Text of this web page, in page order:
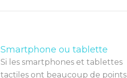
Smartphone ou tablette
Si les smartphones et tablettes
tactiles ont beaucoup de points